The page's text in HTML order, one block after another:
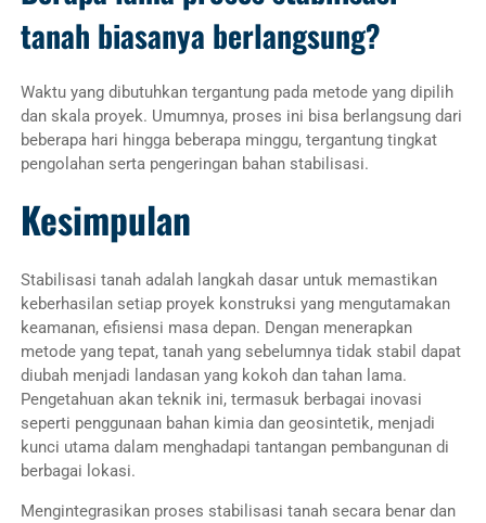
tanah biasanya berlangsung?
Waktu yang dibutuhkan tergantung pada metode yang dipilih
dan skala proyek. Umumnya, proses ini bisa berlangsung dari
beberapa hari hingga beberapa minggu, tergantung tingkat
pengolahan serta pengeringan bahan stabilisasi.
Kesimpulan
Stabilisasi tanah adalah langkah dasar untuk memastikan
keberhasilan setiap proyek konstruksi yang mengutamakan
keamanan, efisiensi masa depan. Dengan menerapkan
metode yang tepat, tanah yang sebelumnya tidak stabil dapat
diubah menjadi landasan yang kokoh dan tahan lama.
Pengetahuan akan teknik ini, termasuk berbagai inovasi
seperti penggunaan bahan kimia dan geosintetik, menjadi
kunci utama dalam menghadapi tantangan pembangunan di
berbagai lokasi.
Mengintegrasikan proses stabilisasi tanah secara benar dan